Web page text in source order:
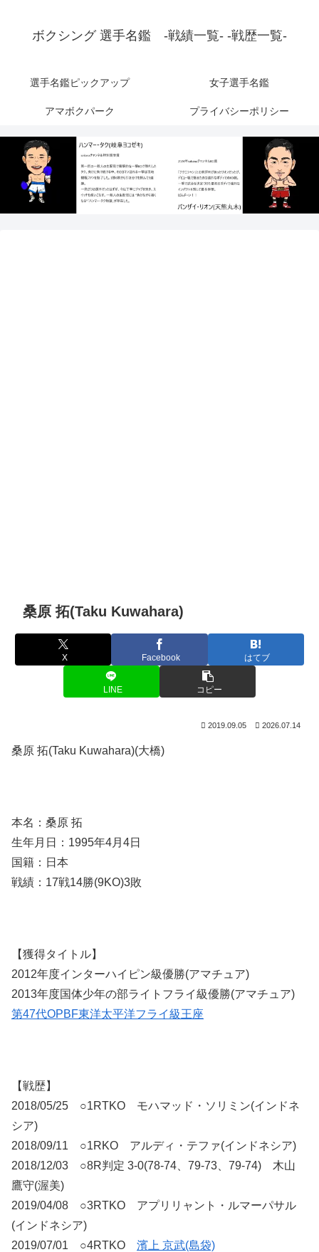
ボクシング 選手名鑑 -戦績一覧- -戦歴一覧-
選手名鑑ピックアップ 女子選手名鑑
アマボクパーク プライバシーポリシー
桑原 拓(Taku Kuwahara)
X Facebook はてブ
LINE コピー
2019.09.05 2026.07.14
桑原 拓(Taku Kuwahara)(大橋)
本名：桑原 拓
生年月日：1995年4月4日
国籍：日本
戦績：17戦14勝(9KO)3敗
【獲得タイトル】
2012年度インターハイピン級優勝(アマチュア)
2013年度国体少年の部ライトフライ級優勝(アマチュア)
第47代OPBF東洋太平洋フライ級王座
【戦歴】
2018/05/25 ○1RTKO モハマッド・ソリミン(インドネ
シア)
2018/09/11 ○1RKO アルディ・テファ(インドネシア)
2018/12/03 ○8R判定 3-0(78-74、79-73、79-74) 木山
鷹守(渥美)
2019/04/08 ○3RTKO アプリリャント・ルマーパサル
(インドネシア)
2019/07/01 ○4RTKO 濱上 京武(島袋)